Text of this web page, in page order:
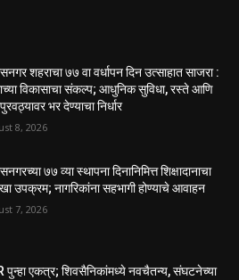
शहराचा ७७ वा वर्धापन दिन उत्साहात साजरा :
विकासाचा संकल्प; आधुनिक सुविधा, रस्ते आणि
भर देण्याचा निर्धार
8, 2026
७७ व्या स्थापना दिनानिमित्त शिक्षादानाचा
उपक्रम; नागरिकांना सहभागी होण्याचे आवाहन
7, 2026
पुन्हा एकत्र; शिवसैनिकांमध्ये नवचैतन्य, संघटनेच्या